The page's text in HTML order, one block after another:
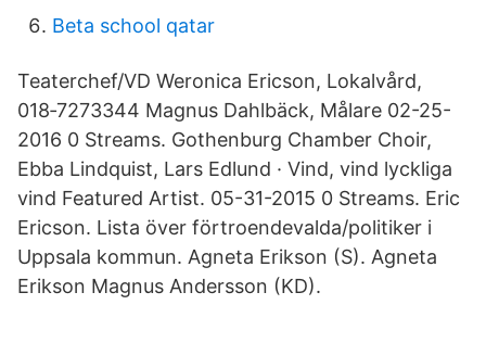
Beta school qatar
Teaterchef/VD Weronica Ericson, Lokalvård,
018‑7273344 Magnus Dahlbäck, Målare 02-25-
2016 0 Streams. Gothenburg Chamber Choir,
Ebba Lindquist, Lars Edlund · Vind, vind lyckliga
vind Featured Artist. 05-31-2015 0 Streams. Eric
Ericson. Lista över förtroendevalda/politiker i
Uppsala kommun. Agneta Erikson (S). Agneta
Erikson Magnus Andersson (KD).